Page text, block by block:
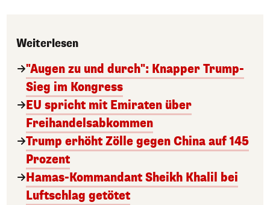
Weiterlesen
"Augen zu und durch": Knapper Trump-
Sieg im Kongress
EU spricht mit Emiraten über
Freihandelsabkommen
Trump erhöht Zölle gegen China auf 145
Prozent
Hamas-Kommandant Sheikh Khalil bei
Luftschlag getötet